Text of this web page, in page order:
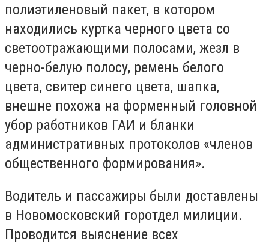
полиэтиленовый пакет, в котором
находились куртка черного цвета со
светоотражающими полосами, жезл в
черно-белую полосу, ремень белого
цвета, свитер синего цвета, шапка,
внешне похожа на форменный головной
убор работников ГАИ и бланки
административных протоколов «членов
общественного формирования».
Водитель и пассажиры были доставлены
в Новомосковский горотдел милиции.
Проводится выяснение всех